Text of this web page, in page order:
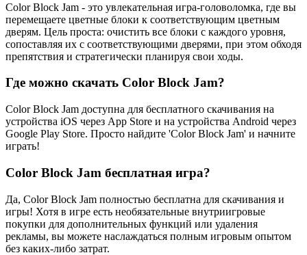
Color Block Jam - это увлекательная игра-головоломка, где вы
перемещаете цветные блоки к соответствующим цветным
дверям. Цель проста: очистить все блоки с каждого уровня,
сопоставляя их с соответствующими дверями, при этом обходя
препятствия и стратегически планируя свои ходы.
Где можно скачать Color Block Jam?
Color Block Jam доступна для бесплатного скачивания на
устройства iOS через App Store и на устройства Android через
Google Play Store. Просто найдите 'Color Block Jam' и начните
играть!
Color Block Jam бесплатная игра?
Да, Color Block Jam полностью бесплатна для скачивания и
игры! Хотя в игре есть необязательные внутриигровые
покупки для дополнительных функций или удаления
рекламы, вы можете наслаждаться полным игровым опытом
без каких-либо затрат.